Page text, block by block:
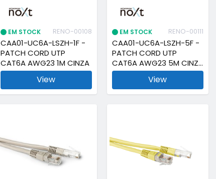
EM STOCK RENO-00108
CAA01-UC6A-LSZH-1F -
PATCH CORD UTP
CAT6A AWG23 1M CINZA
View
EM STOCK RENO-00111
CAA01-UC6A-LSZH-5F -
PATCH CORD UTP
CAT6A AWG23 5M CINZA
View